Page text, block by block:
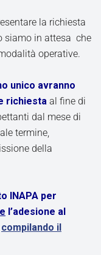
la richiesta
siamo in attesa che
operative.
unico avranno
richiesta al fine di
dal mese di
termine,
della
INAPA per
l’adesione al
compilando il